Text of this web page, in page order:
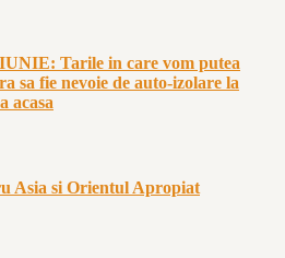
Tarile in care vom putea
sa fie nevoie de auto-izolare la
acasa
Asia si Orientul Apropiat